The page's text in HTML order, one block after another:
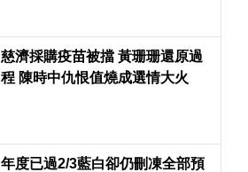
慈濟採購疫苗被擋 黃珊珊還原過
程 陳時中仇恨值燒成選情大火
年度已過2/3藍白卻仍刪凍全部預